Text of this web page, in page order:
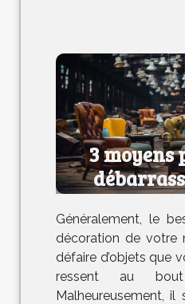
3 moyens
anciens
Généralement, le
décoration de votre
défaire d’objets que
ressent au
Malheureusement, il